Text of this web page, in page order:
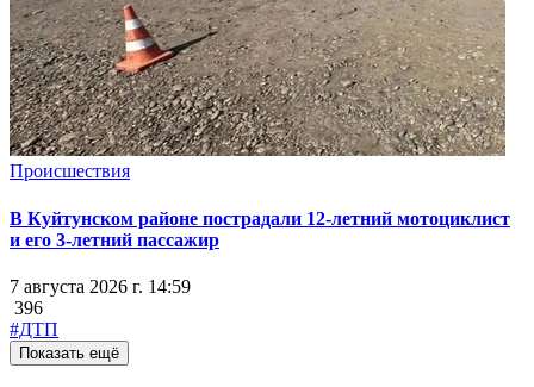
Происшествия
В Куйтунском районе пострадали 12-летний мотоциклист
и его 3-летний пассажир
7 августа 2026 г. 14:59
396
#ДТП
Показать ещё